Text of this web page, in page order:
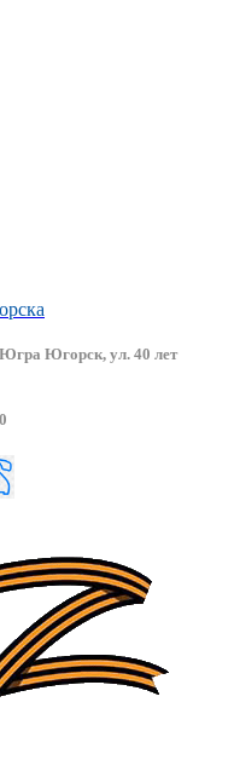
Югорск, ул. 40 лет